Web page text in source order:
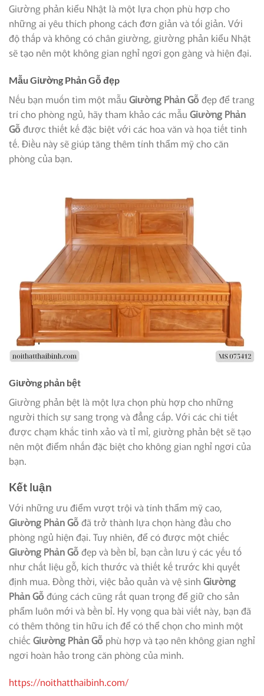
Giường phản kiểu Nhật là một lựa chọn phù hợp cho
những ai yêu thích phong cách đơn giản và tối giản. Với
độ thấp và không có chân giường, giường phản kiểu Nhật
sẽ tạo nên một không gian nghỉ ngơi gọn gàng và hiện đại.
Mẫu Giường Phản Gỗđẹp
Nếu bạn muốn tìm một mẫu Giường Phản Gỗ đẹp để trang
trí cho phòng ngủ, hãy tham khảo các mẫu Giường Phản
Gỗ được thiết kế đặc biệt với các hoa văn và họa tiết tinh
tế. Điều này sẽ giúp tăng thêm tính thẩm mỹ cho căn
phòng của bạn.
Giường phản bệt
Giường phản bệt là một lựa chọn phù hợp cho những
người thích sự sang trọng và đẳng cấp. Với các chi tiết
được chạm khắc tinh xảo và tỉ mỉ, giường phản bệt sẽ tạo
nên một điểm nhấn đặc biệt cho không gian nghỉ ngơi của
bạn.
Kết luận
Với những ưu điểm vượt trội và tính thẩm mỹ cao,
Giường Phản Gỗ đã trở thành lựa chọn hàng đầu cho
phòng ngủ hiện đại. Tuy nhiên, để có được một chiếc
Giường Phản Gỗ đẹp và bền bỉ, bạn cần lưu ý các yếu tố
như chất liệu gỗ, kích thước và thiết kế trước khi quyết
định mua. Đồng thời, việc bảo quản và vệ sinh Giường
Phản Gỗ đúng cách cũng rất quan trọng để giữ cho sản
phẩm luôn mới và bền bỉ. Hy vọng qua bài viết này, bạn đã
có thêm thông tin hữu ích để có thể chọn cho mình một
chiếc Giường Phản Gỗ phù hợp và tạo nên không gian nghỉ
ngơi hoàn hảo trong căn phòng của mình.
https://noithatthaibinh.com/